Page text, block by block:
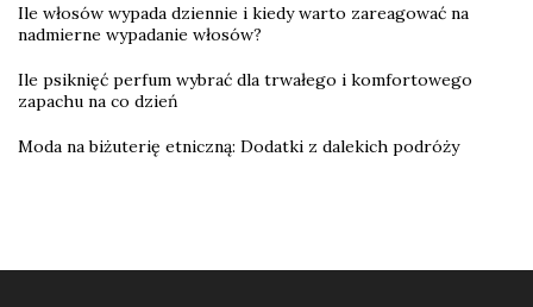
Ile włosów wypada dziennie i kiedy warto zareagować na
nadmierne wypadanie włosów?
Ile psiknięć perfum wybrać dla trwałego i komfortowego
zapachu na co dzień
Moda na biżuterię etniczną: Dodatki z dalekich podróży